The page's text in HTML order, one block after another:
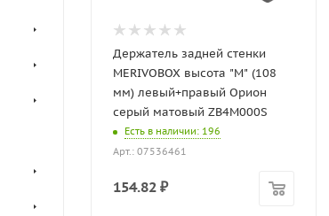
Держатель задней стенки
MERIVOBOX высота "M" (108
мм) левый+правый Орион
серый матовый ZB4M000S
Есть в наличии: 196
Арт.: 07536461
154.82 ₽